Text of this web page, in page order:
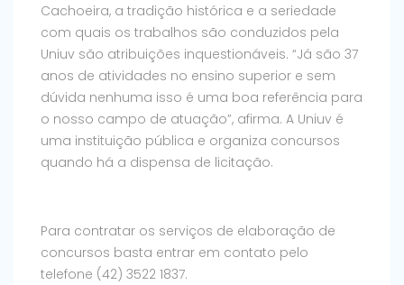
Cachoeira, a tradição histórica e a seriedade
com quais os trabalhos são conduzidos pela
Uniuv são atribuições inquestionáveis. “Já são 37
anos de atividades no ensino superior e sem
dúvida nenhuma isso é uma boa referência para
o nosso campo de atuação”, afirma. A Uniuv é
uma instituição pública e organiza concursos
quando há a dispensa de licitação.
Para contratar os serviços de elaboração de
concursos basta entrar em contato pelo
telefone (42) 3522 1837.